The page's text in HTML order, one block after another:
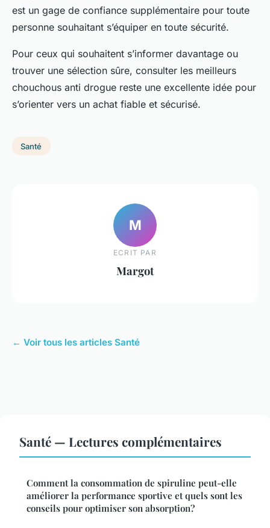
est un gage de confiance supplémentaire pour toute
personne souhaitant s’équiper en toute sécurité.
Pour ceux qui souhaitent s’informer davantage ou
trouver une sélection sûre, consulter les meilleurs
chouchous anti drogue reste une excellente idée pour
s’orienter vers un achat fiable et sécurisé.
Santé
M
ECRIT PAR
Margot
← Voir tous les articles Santé
Santé — Lectures complémentaires
Comment la consommation de spiruline peut-elle
améliorer la performance sportive et quels sont les
conseils pour optimiser son absorption?